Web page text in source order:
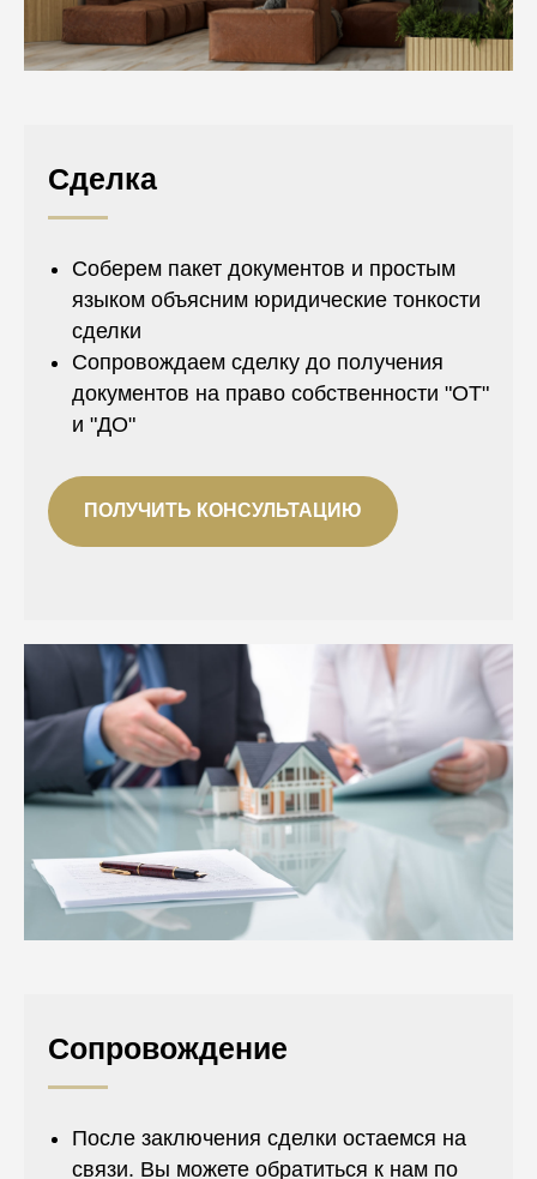
Сделка
Соберем пакет документов и простым
языком объясним юридические тонкости
сделки
Сопровождаем сделку до получения
документов на право собственности "ОТ"
и "ДО"
ПОЛУЧИТЬ КОНСУЛЬТАЦИЮ
Сопровождение
После заключения сделки остаемся на
связи. Вы можете обратиться к нам по